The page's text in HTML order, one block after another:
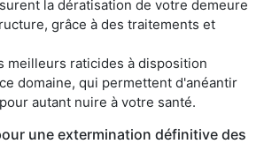
la dératisation de votre demeure
grâce à des traitements et
meilleurs raticides à disposition
domaine, qui permettent d'anéantir
autant nuire à votre santé.
une extermination définitive des